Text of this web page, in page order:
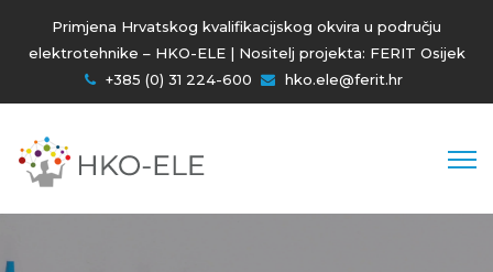
Primjena Hrvatskog kvalifikacijskog okvira u području
elektrotehnike – HKO-ELE | Nositelj projekta: FERIT Osijek
+385 (0) 31 224-600
hko.ele@ferit.hr